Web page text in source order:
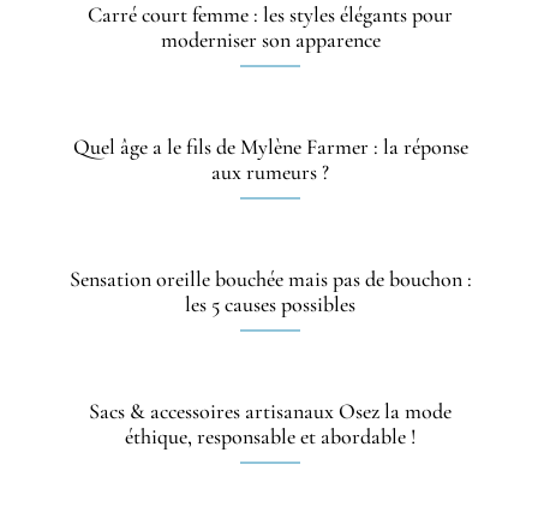
Carré court femme : les styles élégants pour
moderniser son apparence
Quel âge a le fils de Mylène Farmer : la réponse
aux rumeurs ?
Sensation oreille bouchée mais pas de bouchon :
les 5 causes possibles
Sacs & accessoires artisanaux Osez la mode
éthique, responsable et abordable !